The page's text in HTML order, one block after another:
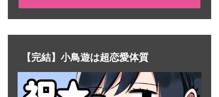
【完結】小鳥遊は超恋愛体質